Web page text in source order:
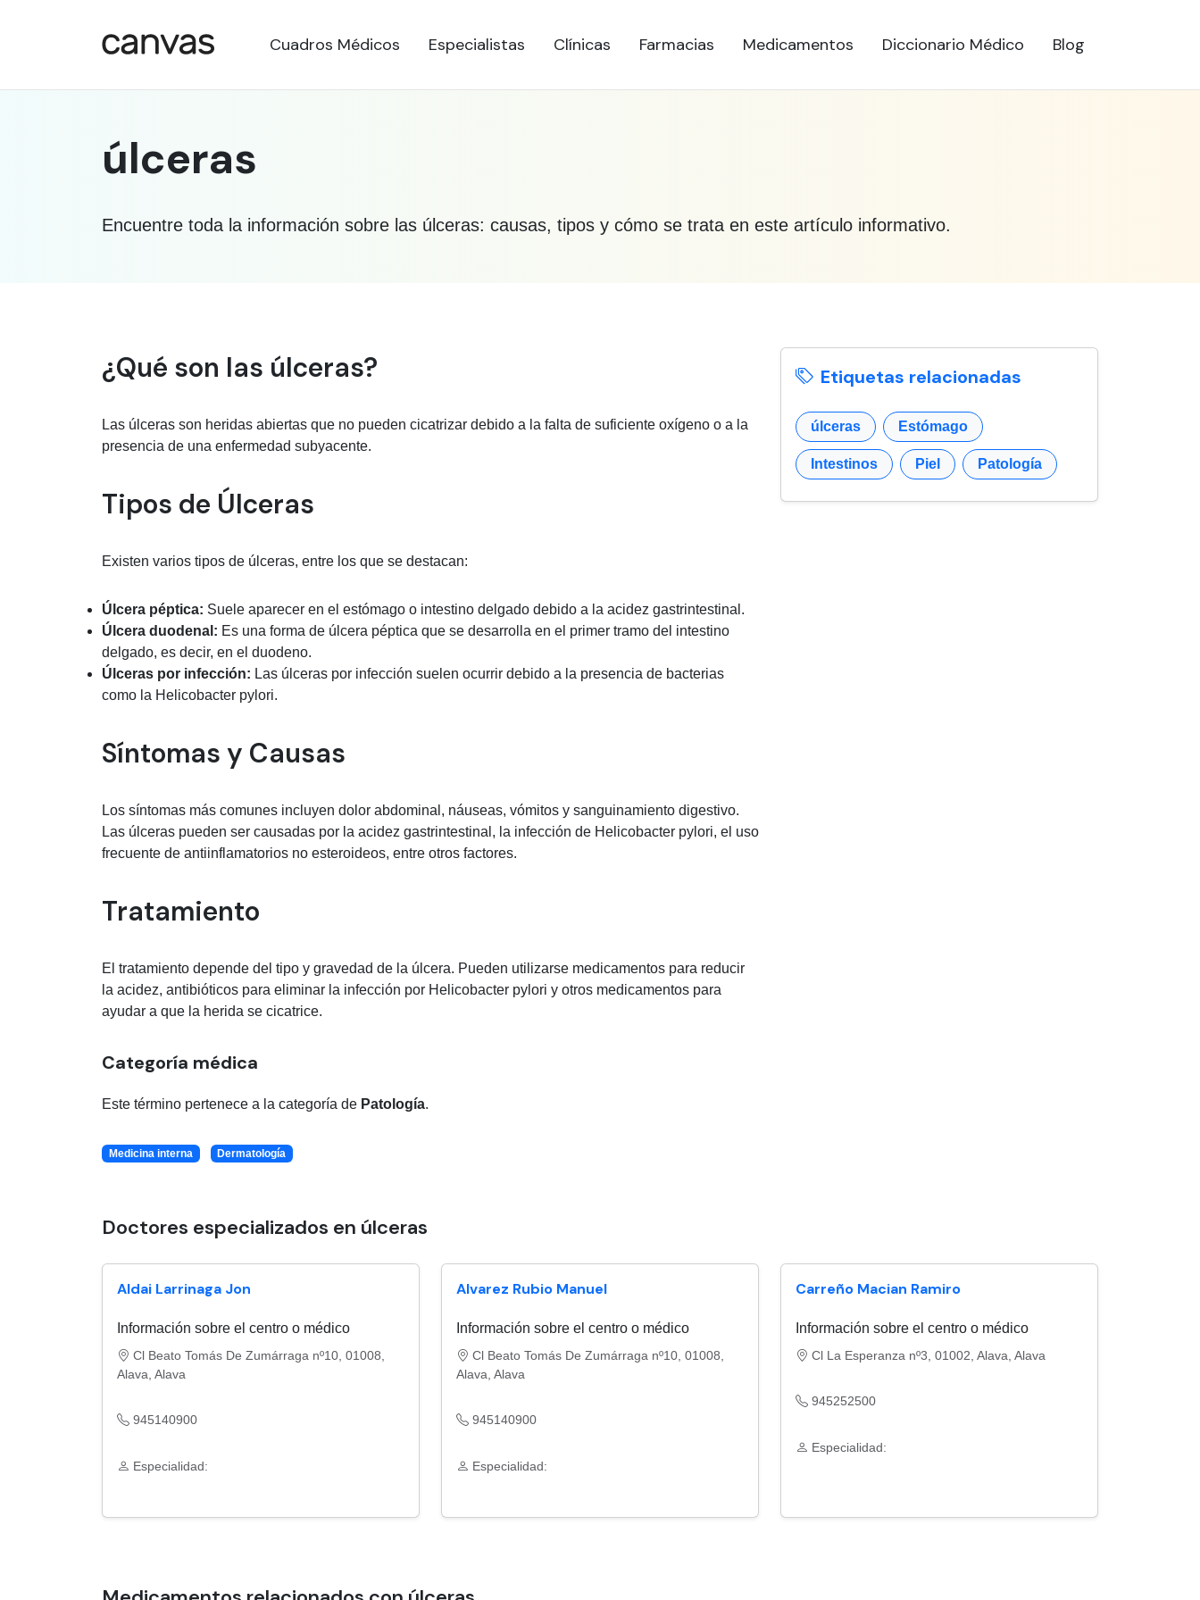
Cuadros Médicos Especialistas Clínicas Farmacias Medicamentos Diccionario Médico Blog
úlceras
Encuentre toda la información sobre las úlceras: causas, tipos y cómo se trata en este artículo informativo.
Información médica sobre úlceras
¿Qué son las úlceras?
Las úlceras son heridas abiertas que no pueden cicatrizar debido a la falta de suficiente oxígeno o a la
presencia de una enfermedad subyacente.
Tipos de Úlceras
Existen varios tipos de úlceras, entre los que se destacan:
Úlcera péptica: Suele aparecer en el estómago o intestino delgado debido a la acidez gastrintestinal.
Úlcera duodenal: Es una forma de úlcera péptica que se desarrolla en el primer tramo del intestino
delgado, es decir, en el duodeno.
Úlceras por infección: Las úlceras por infección suelen ocurrir debido a la presencia de bacterias
como la Helicobacter pylori.
Síntomas y Causas
Los síntomas más comunes incluyen dolor abdominal, náuseas, vómitos y sanguinamiento digestivo.
Las úlceras pueden ser causadas por la acidez gastrintestinal, la infección de Helicobacter pylori, el uso
frecuente de antiinflamatorios no esteroideos, entre otros factores.
Tratamiento
El tratamiento depende del tipo y gravedad de la úlcera. Pueden utilizarse medicamentos para reducir
la acidez, antibióticos para eliminar la infección por Helicobacter pylori y otros medicamentos para
ayudar a que la herida se cicatrice.
Categoría médica
Este término pertenece a la categoría de Patología.
Medicina interna Dermatología
Etiquetas relacionadas
úlceras Estómago
Intestinos Piel Patología
Doctores especializados en úlceras
Aldai Larrinaga Jon
Información sobre el centro o médico
Cl Beato Tomás De Zumárraga nº10, 01008,
Alava, Alava
945140900
Especialidad:
Alvarez Rubio Manuel
Información sobre el centro o médico
Cl Beato Tomás De Zumárraga nº10, 01008,
Alava, Alava
945140900
Especialidad:
Carreño Macian Ramiro
Información sobre el centro o médico
Cl La Esperanza nº3, 01002, Alava, Alava
945252500
Especialidad: